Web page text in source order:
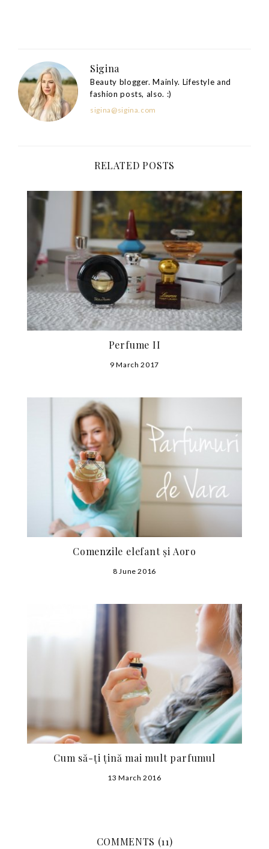
Sigina
Beauty blogger. Mainly. Lifestyle and
fashion posts, also. :)
sigina@sigina.com
RELATED POSTS
Perfume II
9 March 2017
Comenzile elefant și Aoro
8 June 2016
Cum să-ți țină mai mult parfumul
13 March 2016
COMMENTS (11)